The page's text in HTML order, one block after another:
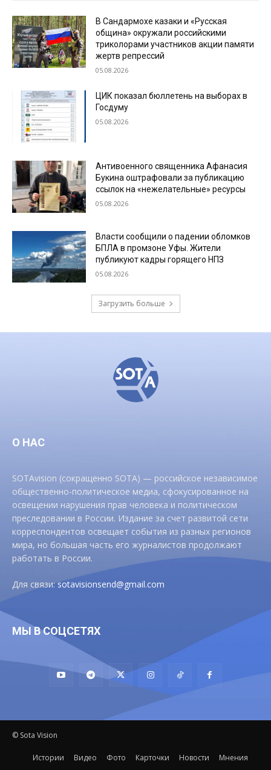
В Сандармохе казаки и «Русская
община» окружали российскими
триколорами участников акции памяти
жертв репрессий
05.08.2026
ЦИК показал бюллетень на выборах в
Госдуму
05.08.2026
Антивоенного священника Афанасия
Букина оштрафовали за публикацию
ссылок на «нежелательные» ресурсы
05.08.2026
Власти сообщили о падении обломков
БПЛА в промзоне Уфы. Жители
публикуют кадры горящего НПЗ
05.08.2026
Загрузить больше
О НАС
SOTAvision (сокращенно SOTA) — российское независимое
общественно-политическое медиа, сфокусированное на
освещении нарушения прав человека и политическом
преследовании в России. Издание за счет развитой сети
корреспондентов освещает события из разных регионов
мира, но большая часть его журналистов продолжают
работать в России.
Для связи:sotavisionsend@gmail.com
МЫ В СОЦСЕТЯХ
© Sota Vision
Истории Видео Фото Карточки Новости Мнения